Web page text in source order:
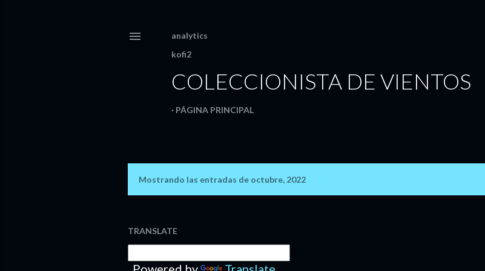
analytics
kofi2
COLECCIONISTA DE VIENTOS
PÁGINA PRINCIPAL
t
Mostrando las entradas de octubre, 2022
TRANSLATE